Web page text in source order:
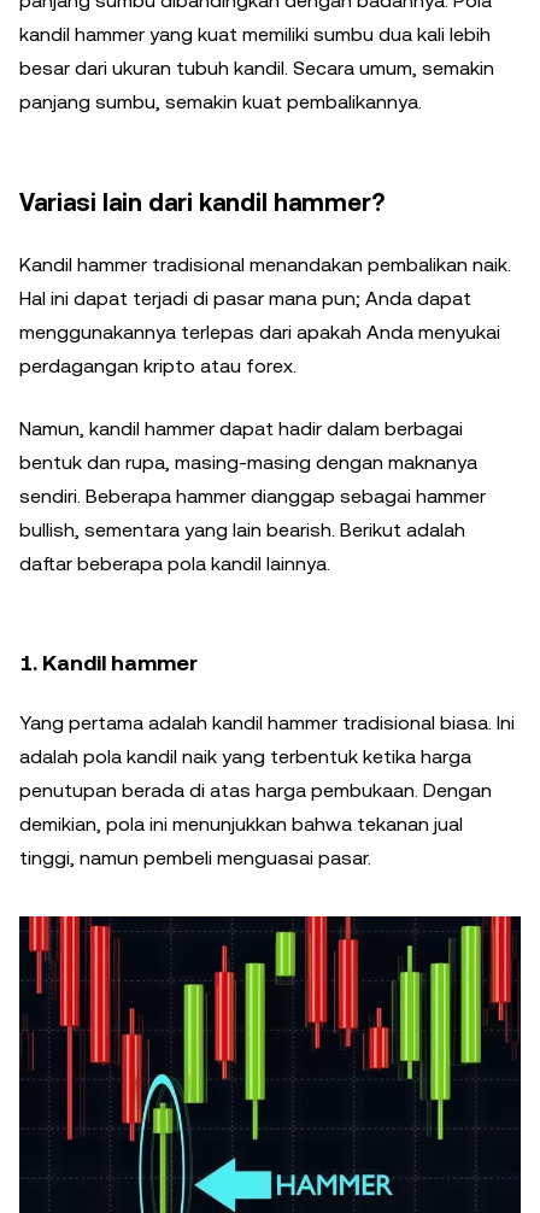
kandil hammer yang kuat memiliki sumbu dua kali lebih
besar dari ukuran tubuh kandil. Secara umum, semakin
panjang sumbu, semakin kuat pembalikannya.
Variasi lain dari kandil hammer?
Kandil hammer tradisional menandakan pembalikan naik.
Hal ini dapat terjadi di pasar mana pun; Anda dapat
menggunakannya terlepas dari apakah Anda menyukai
perdagangan kripto atau forex.
Namun, kandil hammer dapat hadir dalam berbagai
bentuk dan rupa, masing-masing dengan maknanya
sendiri. Beberapa hammer dianggap sebagai hammer
bullish, sementara yang lain bearish. Berikut adalah
daftar beberapa pola kandil lainnya.
1. Kandil hammer
Yang pertama adalah kandil hammer tradisional biasa. Ini
adalah pola kandil naik yang terbentuk ketika harga
penutupan berada di atas harga pembukaan. Dengan
demikian, pola ini menunjukkan bahwa tekanan jual
tinggi, namun pembeli menguasai pasar.